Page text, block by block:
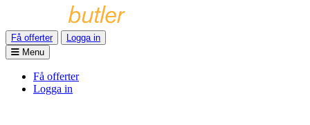
Få offerter
Logga in
Menu
Få offerter
Logga in